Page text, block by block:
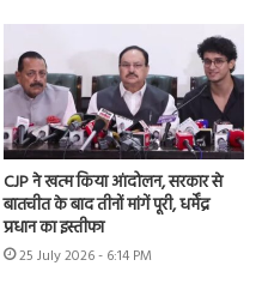
CJP ने खत्म किया आंदोलन, सरकार से
बातचीत के बाद तीनों मांगें पूरी, धर्मेंद्र
प्रधान का इस्तीफा
25 July 2026 - 6:14 PM